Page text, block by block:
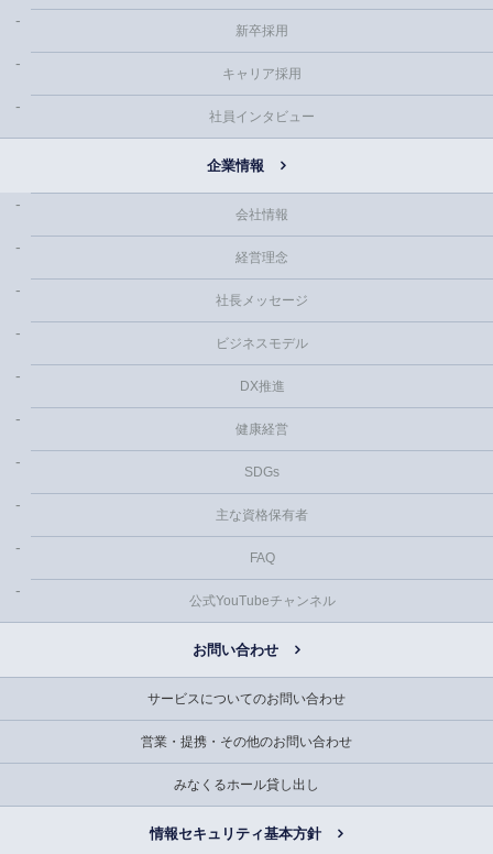
新卒採用
キャリア採用
社員インタビュー
企業情報
会社情報
経営理念
社長メッセージ
ビジネスモデル
DX推進
健康経営
SDGs
主な資格保有者
FAQ
公式YouTubeチャンネル
お問い合わせ
サービスについてのお問い合わせ
営業・提携・その他のお問い合わせ
みなくるホール貸し出し
情報セキュリティ基本方針